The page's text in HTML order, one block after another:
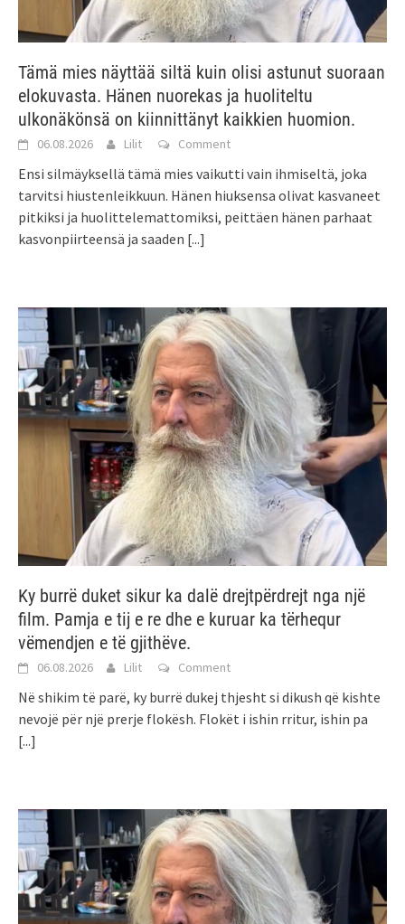
Tämä mies näyttää siltä kuin olisi astunut suoraan
elokuvasta. Hänen nuorekas ja huoliteltu
ulkonäkönsä on kiinnittänyt kaikkien huomion.
06.08.2026 Lilit Comment
Ensi silmäyksellä tämä mies vaikutti vain ihmiseltä, joka
tarvitsi hiustenleikkuun. Hänen hiuksensa olivat kasvaneet
pitkiksi ja huolittelemattomiksi, peittäen hänen parhaat
kasvonpiirteensä ja saaden [...]
Ky burrë duket sikur ka dalë drejtpërdrejt nga një
film. Pamja e tij e re dhe e kuruar ka tërhequr
vëmendjen e të gjithëve.
06.08.2026 Lilit Comment
Në shikim të parë, ky burrë dukej thjesht si dikush që kishte
nevojë për një prerje flokësh. Flokët i ishin rritur, ishin pa
[...]